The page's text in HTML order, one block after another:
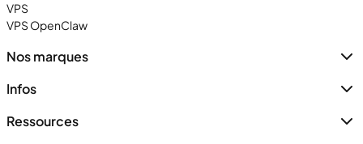
VPS
VPS OpenClaw
Nos marques
Infos
Ressources